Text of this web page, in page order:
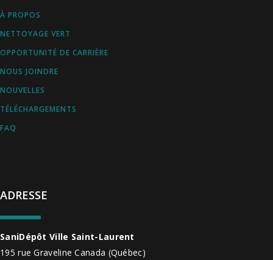
ADRESSE
SaniDépôt Ville Saint-Laurent
195 rue Graveline Canada (Québec)
À PROPOS
NETTOYAGE VERT
OPPORTUNITÉ DE CARRIÈRE
NOUS JOINDRE
NOUVELLES
TÉLÉCHARGEMENTS
FAQ